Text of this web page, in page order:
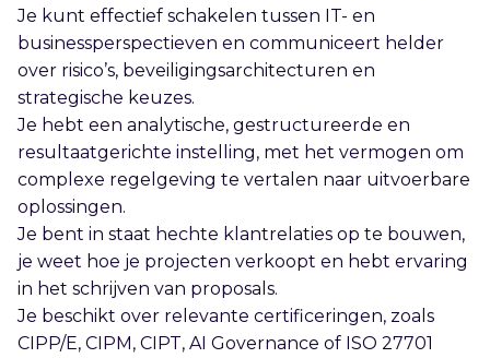
Je kunt effectief schakelen tussen IT- en
businessperspectieven en communiceert helder
over risico’s, beveiligingsarchitecturen en
strategische keuzes.
Je hebt een analytische, gestructureerde en
resultaatgerichte instelling, met het vermogen om
complexe regelgeving te vertalen naar uitvoerbare
oplossingen.
Je bent in staat hechte klantrelaties op te bouwen,
je weet hoe je projecten verkoopt en hebt ervaring
in het schrijven van proposals.
Je beschikt over relevante certificeringen, zoals
CIPP/E, CIPM, CIPT, AI Governance of ISO 27701